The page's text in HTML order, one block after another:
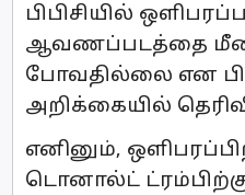
பிபிசியில்
ஆவணப்படத்தை
போவதில்லை என
அறிக்கையில்
எனினும்,
டொனால்ட்